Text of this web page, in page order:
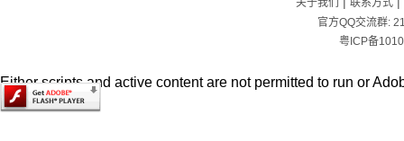
关于我们 联系方式
官方QQ交流群:
粤ICP备
Either scripts and active content are not permitted to run or